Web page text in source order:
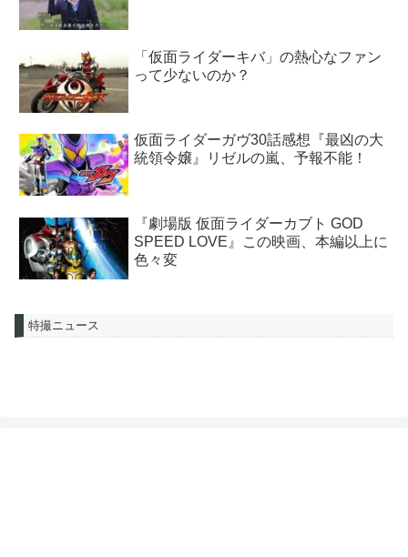
「仮面ライダーキバ」の熱心なファン
って少ないのか？
仮面ライダーガヴ30話感想『最凶の大
統領令嬢』リゼルの嵐、予報不能！
『劇場版 仮面ライダーカブト GOD
SPEED LOVE』この映画、本編以上に
色々変
特撮ニュース